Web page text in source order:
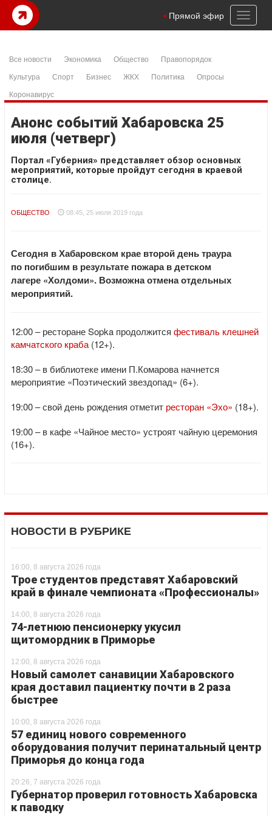
Toggle
Прямой эфир
Все новости Экономика Общество
Правопорядок
Культура
Спорт Бизнес ЖКХ Политика
Опросы
Коронавирус
Анонс событий Хабаровска 25
июля (четверг)
Портал «Губерния» представляет обзор основных
мероприятий, которые пройдут сегодня в краевой
столице.
ОБЩЕСТВО 08:45, 25 июля 2019 года
Сегодня в Хабаровском крае второй день траура
по погибшим в результате пожара в детском
лагере «Холдоми». Возможна отмена отдельных
мероприятий.
12:00 – ресторане Sopka продолжится фестиваль клешней
камчатского краба (12+).
18:30 – в библиотеке имени П.Комарова начнется
мероприятие «Поэтический звездопад» (6+).
19:00 – свой день рождения отметит ресторан «Эхо» (18+).
19:00 – в кафе «Чайное место» устроят чайную церемония
(16+).
НОВОСТИ В РУБРИКЕ
16:00, 8 августа 2026 года
Трое студентов представят Хабаровский
край в финале чемпионата «Профессионалы»
14:00, 8 августа 2026 года
74-летнюю пенсионерку укусил
щитомордник в Приморье
12:00, 8 августа 2026 года
Новый самолет санавиции Хабаровского
края доставил пациентку почти в 2 раза
быстрее
10:00, 8 августа 2026 года
57 единиц нового современного
оборудования получит перинатальный центр
Приморья до конца года
20:26, 7 августа 2026 года
Губернатор проверил готовность Хабаровска
к паводку